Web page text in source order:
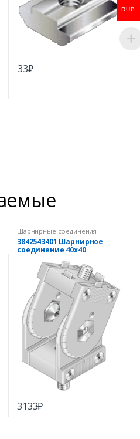
33₽
Шарнирные соединения
3842543401 Шарнирное
соединение 40х40
3133₽
RUB